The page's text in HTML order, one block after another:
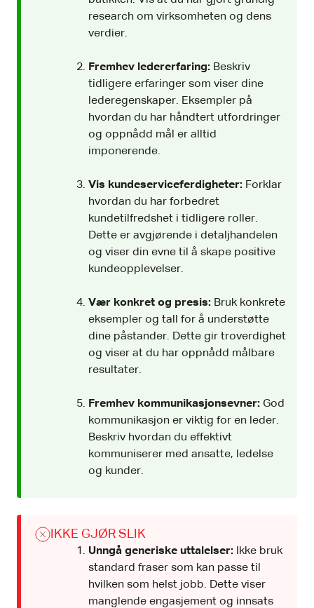
research om virksomheten og dens
verdier.
Fremhev ledererfaring: Beskriv
tidligere erfaringer som viser dine
lederegenskaper. Eksempler på
hvordan du har håndtert utfordringer
og oppnådd mål er alltid
imponerende.
Vis kundeserviceferdigheter: Forklar
hvordan du har forbedret
kundetilfredshet i tidligere roller.
Dette er avgjørende i detaljhandelen
og viser din evne til å skape positive
kundeopplevelser.
Vær konkret og presis: Bruk konkrete
eksempler og tall for å understøtte
dine påstander. Dette gir troverdighet
og viser at du har oppnådd målbare
resultater.
Fremhev kommunikasjonsevner: God
kommunikasjon er viktig for en leder.
Beskriv hvordan du effektivt
kommuniserer med ansatte, ledelse
og kunder.
IKKE GJØR SLIK
Unngå generiske uttalelser: Ikke bruk
standard fraser som kan passe til
hvilken som helst jobb. Dette viser
manglende engasjement og innsats